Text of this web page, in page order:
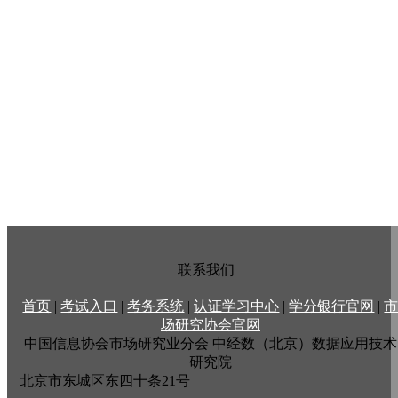
联系我们
首页 |考试入口 |考务系统 |认证学习中心 |学分银行官网 |市
场研究协会官网
中国信息协会市场研究业分会 中经数（北京）数据应用技术
研究院
北京市东城区东四十条21号